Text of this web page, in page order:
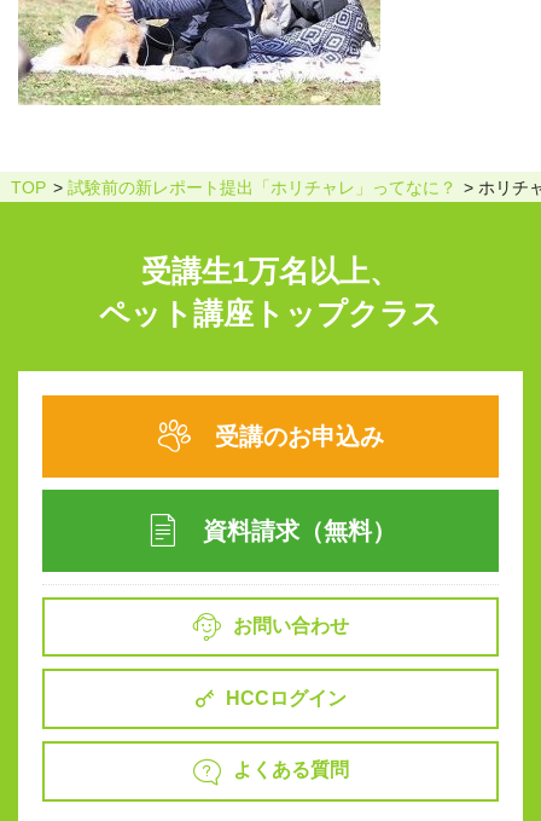
TOP 試験前の新レポート提出「ホリチャレ」ってなに？ ホリチ
受講生1万名以上、
ペット講座トップクラス
受講のお申込み
資料請求（無料）
お問い合わせ
HCCログイン
よくある質問